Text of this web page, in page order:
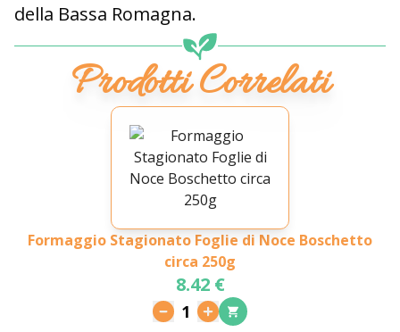
della Bassa Romagna.
Prodotti Correlati
Formaggio Stagionato Foglie di Noce Boschetto
circa 250g
8.42 €
1